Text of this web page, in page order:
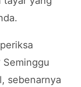
Seminggu
sebenarnya